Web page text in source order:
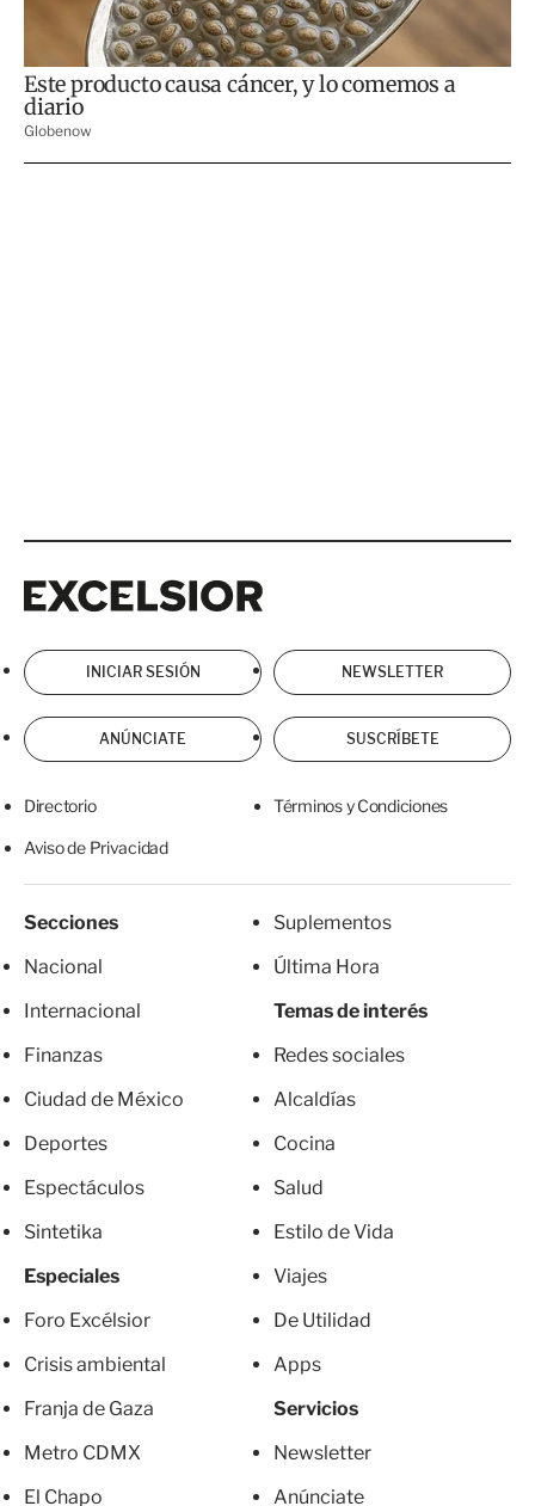
INICIAR SESIÓN NEWSLETTER
ANÚNCIATE SUSCRÍBETE
Directorio Términos y Condiciones
Aviso de Privacidad
Secciones
Nacional
Internacional
Finanzas
Ciudad de México
Deportes
Espectáculos
Sintetika
Especiales
Foro Excélsior
Crisis ambiental
Franja de Gaza
Metro CDMX
El Chapo
Suplementos
Última Hora
Temas de interés
Redes sociales
Alcaldías
Cocina
Salud
Estilo de Vida
Viajes
De Utilidad
Apps
Servicios
Newsletter
Anúnciate